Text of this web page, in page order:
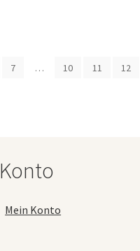
7 … 10 11 12
Konto
Mein Konto